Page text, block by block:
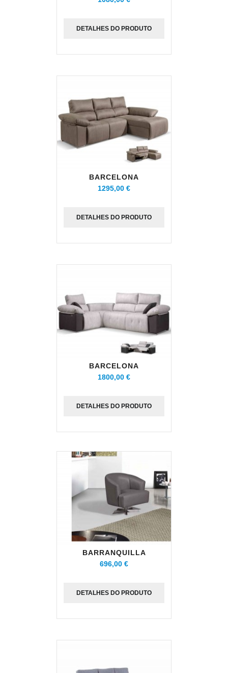
DETALHES DO PRODUTO
BARCELONA
1295,00 €
DETALHES DO PRODUTO
BARCELONA
1800,00 €
DETALHES DO PRODUTO
BARRANQUILLA
696,00 €
DETALHES DO PRODUTO